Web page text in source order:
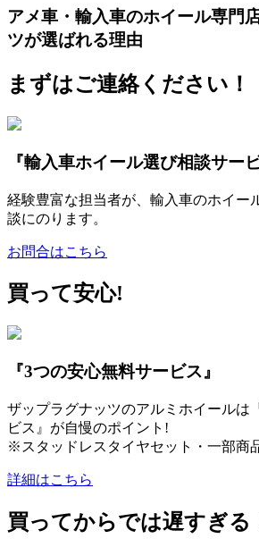
アメ車・輸入車のホイール専門
ツが選ばれる理由
まずはご連絡ください！
『輸入車ホイール選び相談サービ
経験豊富な担当者が、輸入車のホイー
談にのります。
お問合はこちら
買って安心!
『3つの安心無料サービス』
ザップラグナッツのアルミホイールは
ビス』が自慢のポイント!
※スタッドレスタイヤセット・一部商
詳細はこちら
買ってからでは遅すぎる